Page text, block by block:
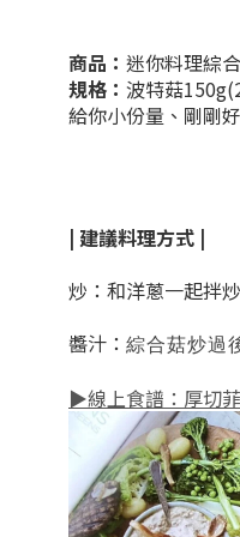
商品： 迷你料理綜
規格： 波特菇
給你小份量、剛剛
| 建議料理方式 |
炒：和洋蔥一起拌
醬汁： 綜合菇炒過
▶線上食譜：厚切